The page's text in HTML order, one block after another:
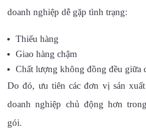
doanh nghiệp dễ gặp tình trạng:
Thiếu hàng
Giao hàng chậm
Chất lượng không đồng đều giữa
Do đó, ưu tiên các đơn vị sản
doanh nghiệp chủ động hơn
gói.